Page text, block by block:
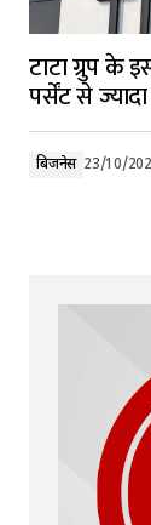
टाटा ग्रुप के
पर्सेंट से
बिजनेस 23/10/